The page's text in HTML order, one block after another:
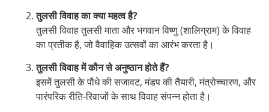
तुलसी विवाह का क्या महत्व है?
तुलसी विवाह तुलसी माता और भगवान विष्णु (शालिग्राम) के विवाह
का प्रतीक है, जो वैवाहिक उत्सवों का आरंभ करता है।
तुलसी विवाह में कौन से अनुष्ठान होते हैं?
इसमें तुलसी के पौधे की सजावट, मंडप की तैयारी, मंत्रोच्चारण, और
पारंपरिक रीति-रिवाजों के साथ विवाह संपन्न होता है।